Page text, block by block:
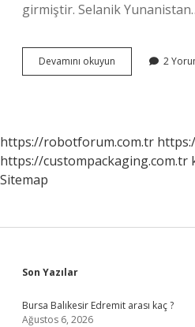
girmiştir. Selanik
Devamını okuyun
Bulgaristan
2
https://robotforum.com.tr
https://custompackaging.com.tr
Sitemap
Sidebar
Son Yazılar
Bursa Balıkesir Edremit arası kaç ?
Ağustos 6, 2026